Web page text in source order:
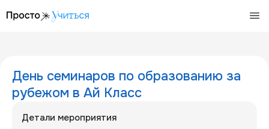
День семинаров по образованию за
рубежом в Ай Класс
Детали мероприятия